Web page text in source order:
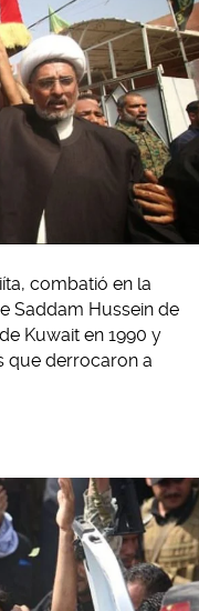
combatió en la
Saddam Hussein de
Kuwait en 1990 y
que derrocaron a